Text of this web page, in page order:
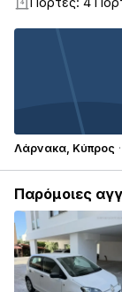
4
Λάρνακα, Κύπρος
Παρόμοιες